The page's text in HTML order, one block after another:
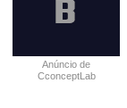
Anúncio de
CconceptLab